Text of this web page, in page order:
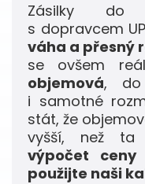
Zásilky do
s dopravcem
váha a přesný
se ovšem
objemová, do
i samotné
stát, že
vyšší, než ta
výpočet
použijte naši